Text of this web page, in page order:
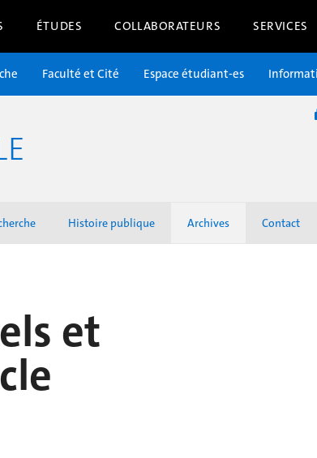
ÉTUDES COLLABORATEURS SERVICES
Faculté et Cité Espace étudiant-es
Histoire publique Archives Contact
et